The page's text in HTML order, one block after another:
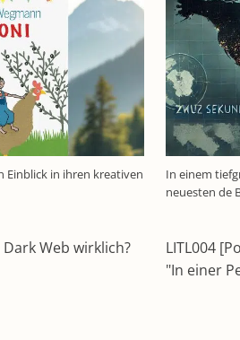
Einblick in ihren kreativen
In einem
neuesten de
Web wirklich?
LITL004
"In einer